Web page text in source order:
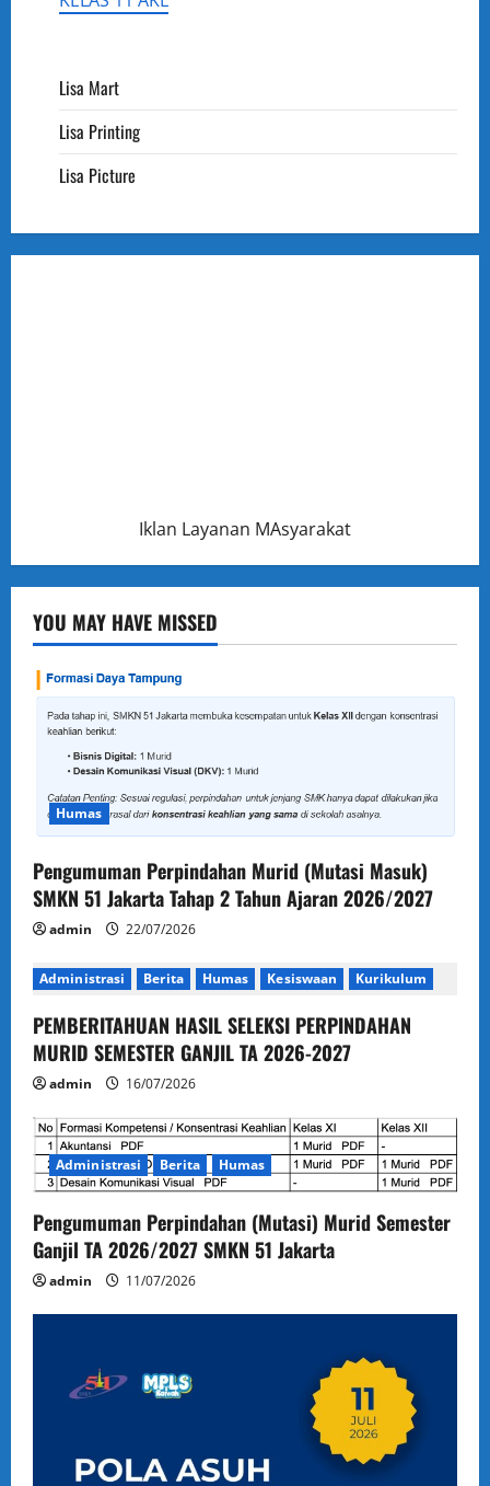
Lisa Mart
Lisa Printing
Lisa Picture
Iklan Layanan MAsyarakat
YOU MAY HAVE MISSED
Humas
Pengumuman Perpindahan Murid (Mutasi Masuk)
SMKN 51 Jakarta Tahap 2 Tahun Ajaran 2026/2027
admin 22/07/2026
Administrasi Berita Humas Kesiswaan Kurikulum
PEMBERITAHUAN HASIL SELEKSI PERPINDAHAN
MURID SEMESTER GANJIL TA 2026-2027
admin 16/07/2026
Administrasi Berita Humas
Pengumuman Perpindahan (Mutasi) Murid Semester
Ganjil TA 2026/2027 SMKN 51 Jakarta
admin 11/07/2026